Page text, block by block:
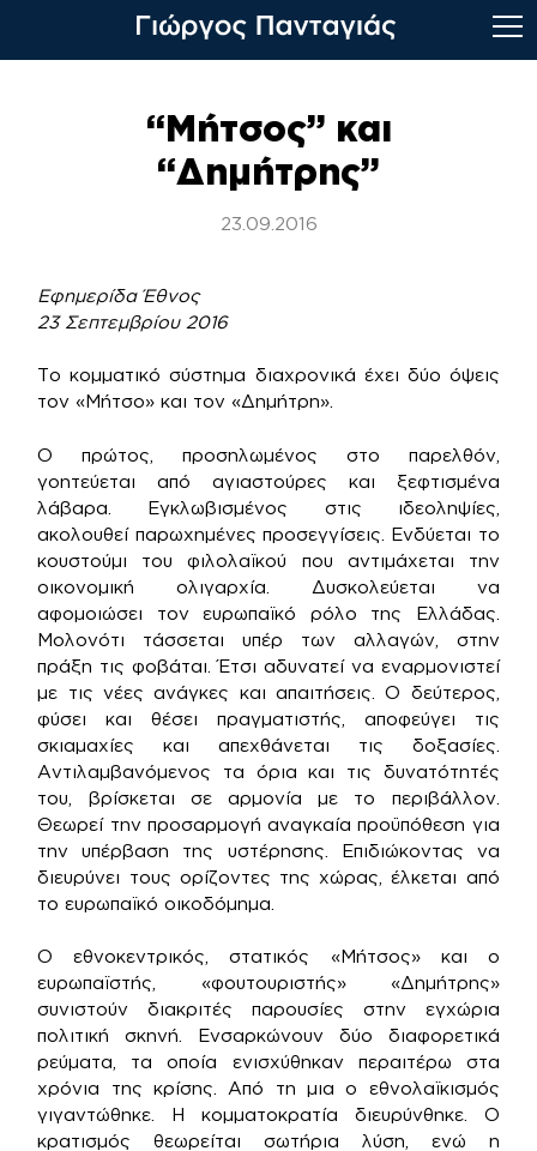
“Mήτσος” και
“Δημήτρης”
23.09.2016
Εφημερίδα Έθνος
23 Σεπτεμβρίου 2016
Το κομματικό σύστημα διαχρονικά έχει δύο όψεις
τον «Μήτσο» και τον «Δημήτρη».
Ο πρώτος, προσηλωμένος στο παρελθόν,
γοητεύεται από αγιαστούρες και ξεφτισμένα
λάβαρα. Εγκλωβισμένος στις ιδεοληψίες,
ακολουθεί παρωχημένες προσεγγίσεις. Ενδύεται το
κουστούμι του φιλολαϊκού που αντιμάχεται την
οικονομική ολιγαρχία. Δυσκολεύεται να
αφομοιώσει τον ευρωπαϊκό ρόλο της Ελλάδας.
Μολονότι τάσσεται υπέρ των αλλαγών, στην
πράξη τις φοβάται. Έτσι αδυνατεί να εναρμονιστεί
με τις νέες ανάγκες και απαιτήσεις. Ο δεύτερος,
φύσει και θέσει πραγματιστής, αποφεύγει τις
σκιαμαχίες και απεχθάνεται τις δοξασίες.
Αντιλαμβανόμενος τα όρια και τις δυνατότητές
του, βρίσκεται σε αρμονία με το περιβάλλον.
Θεωρεί την προσαρμογή αναγκαία προϋπόθεση για
την υπέρβαση της υστέρησης. Επιδιώκοντας να
διευρύνει τους ορίζοντες της χώρας, έλκεται από
το ευρωπαϊκό οικοδόμημα.
Ο εθνοκεντρικός, στατικός «Μήτσος» και ο
ευρωπαϊστής, «φουτουριστής» «Δημήτρης»
συνιστούν διακριτές παρουσίες στην εγχώρια
πολιτική σκηνή. Ενσαρκώνουν δύο διαφορετικά
ρεύματα, τα οποία ενισχύθηκαν περαιτέρω στα
χρόνια της κρίσης. Από τη μια ο εθνολαϊκισμός
γιγαντώθηκε. Η κομματοκρατία διευρύνθηκε. Ο
κρατισμός θεωρείται σωτήρια λύση, ενώ η